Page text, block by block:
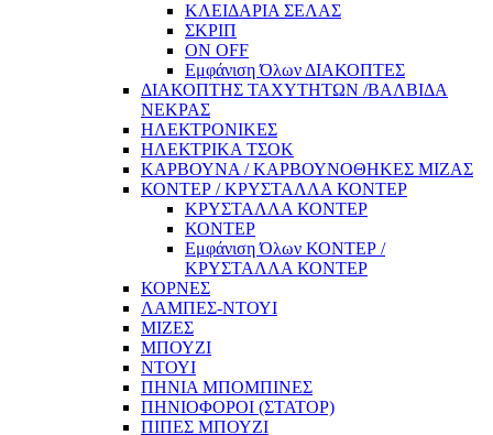
ΚΛΕΙΔΑΡΙΑ ΣΕΛΑΣ
ΣΚΡΙΠ
ON OFF
Εμφάνιση Όλων ΔΙΑΚΟΠΤΕΣ
ΔΙΑΚΟΠΤΗΣ ΤΑΧΥΤΗΤΩΝ /ΒΑΛΒΙΔΑ
ΝΕΚΡΑΣ
ΗΛΕΚΤΡΟΝΙΚΕΣ
ΗΛΕΚΤΡΙΚΑ ΤΣΟΚ
ΚΑΡΒΟΥΝΑ / ΚΑΡΒΟΥΝΟΘΗΚΕΣ ΜΙΖΑΣ
ΚΟΝΤΕΡ / ΚΡΥΣΤΑΛΛΑ ΚΟΝΤΕΡ
ΚΡΥΣΤΑΛΛΑ ΚΟΝΤΕΡ
ΚΟΝΤΕΡ
Εμφάνιση Όλων ΚΟΝΤΕΡ /
ΚΡΥΣΤΑΛΛΑ ΚΟΝΤΕΡ
ΚΟΡΝΕΣ
ΛΑΜΠΕΣ-ΝΤΟΥΙ
ΜΙΖΕΣ
ΜΠΟΥΖΙ
ΝΤΟΥΙ
ΠΗΝΙΑ ΜΠΟΜΠΙΝΕΣ
ΠΗΝΙΟΦΟΡΟΙ (ΣΤΑΤΟΡ)
ΠΙΠΕΣ ΜΠΟΥΖΙ